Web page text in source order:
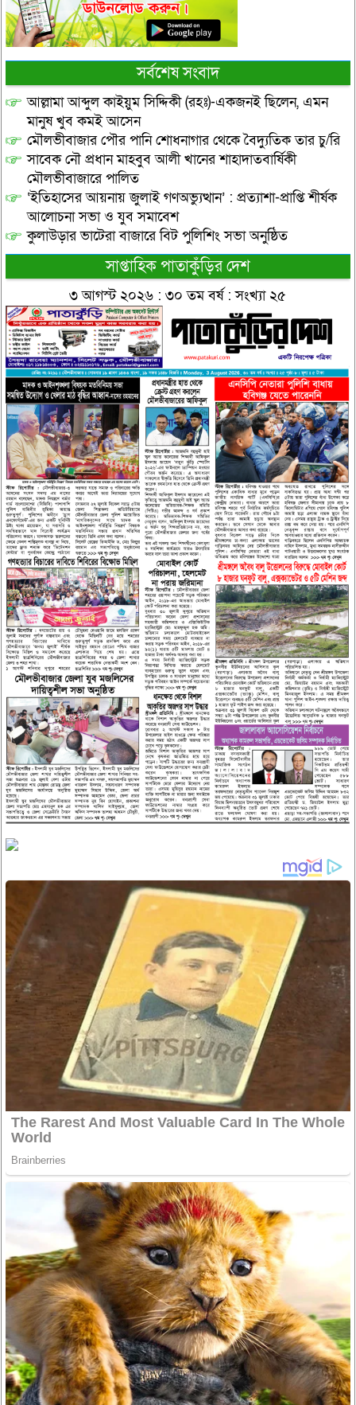
সর্বশেষ সংবাদ
আল্লামা আব্দুল কাইয়ুম সিদ্দিকী (রহঃ)-একজনই ছিলেন, এমন
মানুষ খুব কমই আসেন
মৌলভীবাজার পৌর পানি শোধনাগার থেকে বৈদ্যুতিক তার চু/রি
সাবেক নৌ প্রধান মাহবুব আলী খানের শাহাদাতবার্ষিকী
মৌলভীবাজারে পালিত
‘ইতিহাসের আয়নায় জুলাই গণঅভ্যুত্থান’ : প্রত্যাশা-প্রাপ্তি শীর্ষক
আলোচনা সভা ও যুব সমাবেশ
কুলাউড়ার ভাটেরা বাজারে বিট পুলিশিং সভা অনুষ্ঠিত
সাপ্তাহিক পাতাকুঁড়ির দেশ
৩ আগস্ট ২০২৬ : ৩০ তম বর্ষ : সংখ্যা ২৫